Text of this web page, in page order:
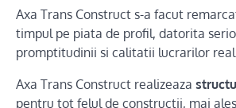
Axa Trans Construct s-a facut
timpul pe piata de profil, datorita
promptitudinii si calitatii lucrarilor
Axa Trans Construct realizeaza
pentru tot felul de constructii, mai